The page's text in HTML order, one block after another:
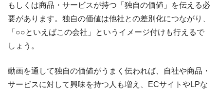
もしくは商品・サービスが持つ「独自の価値」を伝える必
要があります。独自の価値は他社との差別化につながり、
「○○といえばこの会社」というイメージ付けも行えるで
しょう。
動画を通して独自の価値がうまく伝われば、自社や商品・
サービスに対して興味を持つ人も増え、ECサイトやLPな